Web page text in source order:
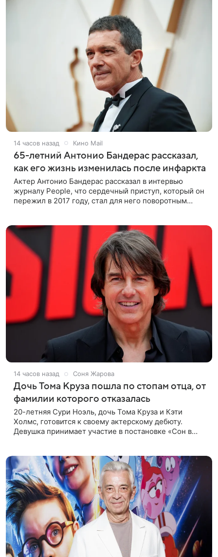
14 часов назад Кино Mail
65-летний Антонио Бандерас рассказал,
как его жизнь изменилась после инфаркта
Актер Антонио Бандерас рассказал в интервью
журналу People, что сердечный приступ, который он
пережил в 2017 году, стал для него поворотным
14 часов назад Соня Жарова
Дочь Тома Круза пошла по стопам отца, от
фамилии которого отказалась
20-летняя Сури Ноэль, дочь Тома Круза и Кэти
Холмс, готовится к своему актерскому дебюту.
Девушка принимает участие в постановке «Сон в